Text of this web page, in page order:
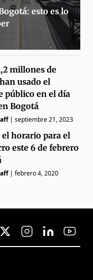
esto es lo
millones de
usado el
público en el día
Bogotá
|septiembre 21, 2023
el horario para el
este 6 de febrero
|febrero 4, 2020